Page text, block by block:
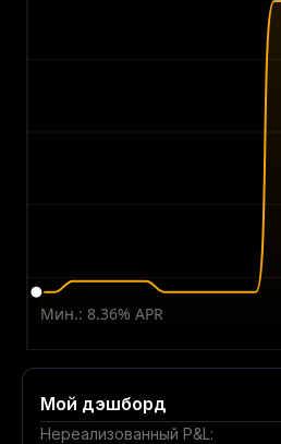
Мой дэшборд
Нереализованный P&L :